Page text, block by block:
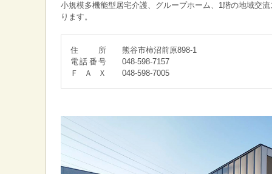
小規模多機能型居宅介護、グループホーム、1階の地域交
ります。
住所
熊谷市柿沼前原898-1
電話番号
048-598-7157
ＦＡＸ
048-598-7005